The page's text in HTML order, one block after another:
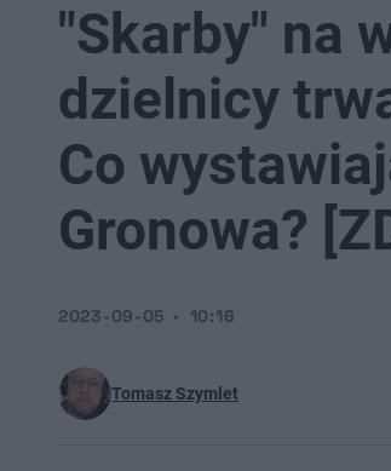
"Skarby" na
dzielnicy
Co
Gronowa?
Tomasz Szymlet
2023-09-05 10:16